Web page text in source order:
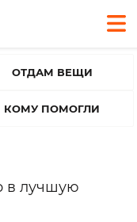
ОТДАМ ВЕЩИ
КОМУ ПОМОГЛИ
в лучшую